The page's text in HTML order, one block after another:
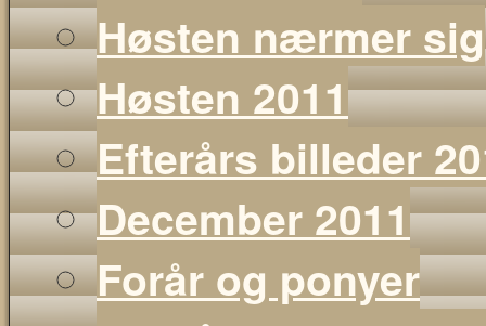
Høsten nærmer sig
Høsten 2011
Efterårs billeder
December 2011
Forår og ponyer